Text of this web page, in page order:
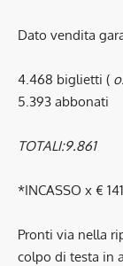
Dato vendita
4.468 biglietti (
5.393 abbonati
TOTALI:9.861
*INCASSO x €
Pronti via nella
colpo di testa in